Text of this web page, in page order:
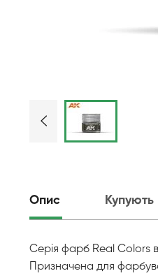
Опис
Серія фарб Real Colors
Призначена для